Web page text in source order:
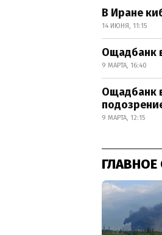
В Иране
14 ИЮНЯ, 11:15
Ощадбанк
9 МАРТА, 16:40
Ощадбанк
9 МАРТА, 12:15
ГЛАВНОЕ